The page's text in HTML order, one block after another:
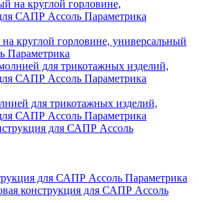
круглой горловине, универсальный
Параметрика
для трикотажных изделий,
САПР Ассоль Параметрика
для САПР Ассоль Параметрика